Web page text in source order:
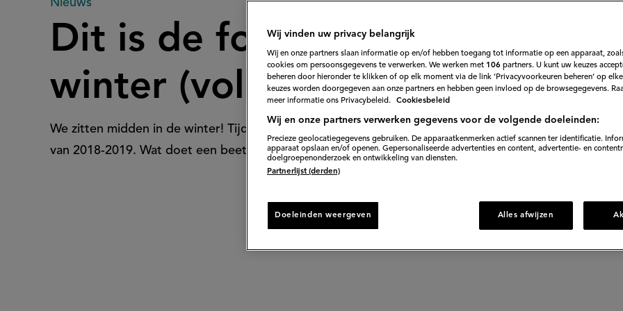
foodtrend
Nieuws
Dit is de foodtrend van deze
winter (volgens experts)
We zitten midden in de winter! Tijd om experts aan de tand te voelen over dé winterse foodtrends
van 2018-2019. Wat doet een beetje food-liefhebber tijdens deze koude tijden?
Wij vinden uw privacy belangrijk
Wij en onze partners slaan informatie op en/of hebben toegang tot informatie op een apparaat, zoals
cookies om persoonsgegevens te verwerken. We werken met 106 partners. U kunt uw keuzes
beheren door hieronder te klikken of op elk moment via de link ‘Privacyvoorkeuren beheren’ op
keuzes worden doorgegeven aan onze partners en hebben geen invloed op de browsegegevens.
meer informatie ons Privacybeleid.
Cookiesbeleid
Wij en onze partners verwerken gegevens voor de volgende doeleinden:
Precieze geolocatiegegevens gebruiken. De apparaatkenmerken actief scannen ter identificatie.
apparaat opslaan en/of openen. Gepersonaliseerde advertenties en content, advertentie- en
doelgroepenonderzoek en ontwikkeling van diensten.
Partnerlijst (derden)
Doeleinden weergeven Alles afwijzen